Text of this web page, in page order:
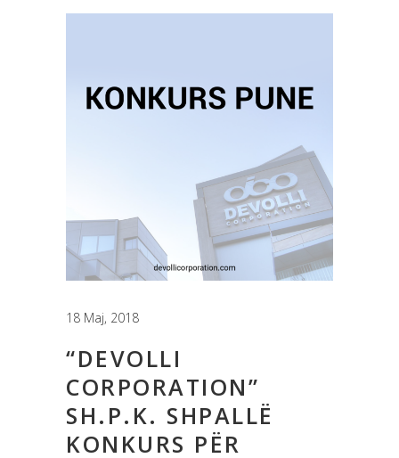
18 Maj, 2018
“DEVOLLI
CORPORATION”
SH.P.K. SHPALLË
KONKURS PËR